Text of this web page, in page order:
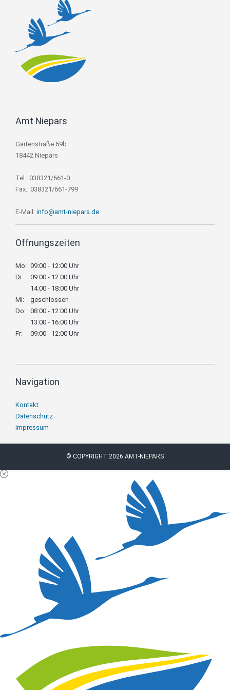
Amt Niepars
Gartenstraße 69b
18442 Niepars
Tel.: 038321/661-0
Fax.: 038321/661-799
E-Mail: info@amt-niepars.de
Öffnungszeiten
Mo: 09:00 - 12:00 Uhr
Di:
09:00 - 12:00 Uhr
14:00 - 18:00 Uhr
Mi:
geschlossen
Do: 08:00 - 12:00 Uhr
13:00 - 16:00 Uhr
Fr:
09:00 - 12:00 Uhr
Navigation
Navigation
überspringen
Kontakt
Datenschutz
Impressum
© COPYRIGHT 2026 AMT-NIEPARS